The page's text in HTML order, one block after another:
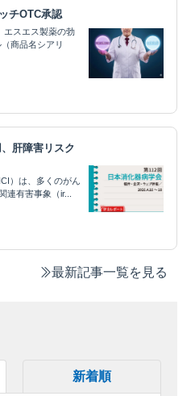
チOTC承認
スエス製薬の勃
商品名シアリ
肝障害リスク
）は、多くのがん
連有害事象（ir...
最新記事一覧を見る
新着順